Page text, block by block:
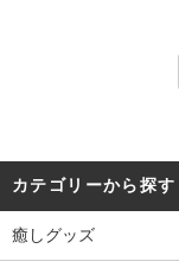
カテゴリーから探す
癒しグッズ